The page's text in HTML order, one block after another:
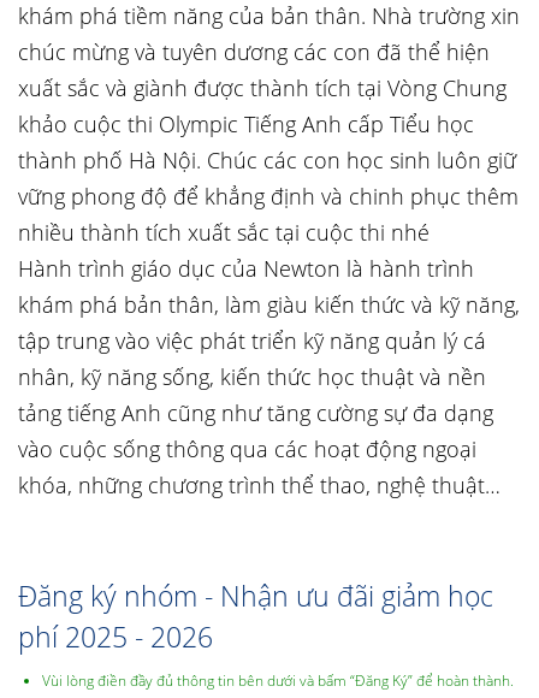
khám phá tiềm năng của bản thân. Nhà trường xin
chúc mừng và tuyên dương các con đã thể hiện
xuất sắc và giành được thành tích tại Vòng Chung
khảo cuộc thi Olympic Tiếng Anh cấp Tiểu học
thành phố Hà Nội. Chúc các con học sinh luôn giữ
vững phong độ để khẳng định và chinh phục thêm
nhiều thành tích xuất sắc tại cuộc thi nhé
Hành trình giáo dục của Newton là hành trình
khám phá bản thân, làm giàu kiến thức và kỹ năng,
tập trung vào việc phát triển kỹ năng quản lý cá
nhân, kỹ năng sống, kiến thức học thuật và nền
tảng tiếng Anh cũng như tăng cường sự đa dạng
vào cuộc sống thông qua các hoạt động ngoại
khóa, những chương trình thể thao, nghệ thuật…
Đăng ký nhóm - Nhận ưu đãi giảm học
phí 2025 - 2026
Vùi lòng điền đầy đủ thông tin bên dưới và bấm “Đăng Ký” để hoàn thành.